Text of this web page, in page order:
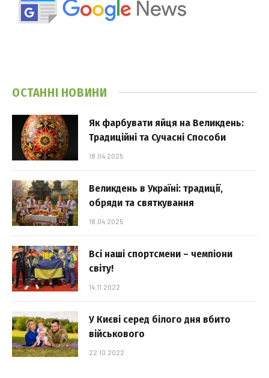
ОСТАННІ НОВИНИ
Як фарбувати яйця на Великдень:
Традиційні та Сучасні Способи
18.04.2025
Великдень в Україні: традиції,
обряди та святкування
18.04.2025
Всі наші спортсмени – чемпіони
світу!
14.11.2022
У Києві серед білого дня вбито
військового
22.10.2022